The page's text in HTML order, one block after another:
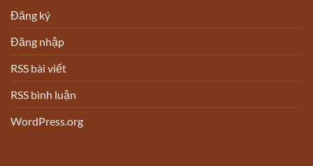
Đăng ký
Đăng nhập
RSS bài viết
RSS bình luận
WordPress.org